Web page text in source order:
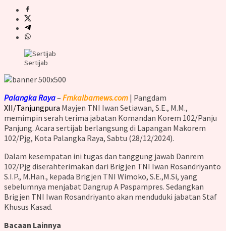
Sertijab
Palangka Raya– Frnkalbarnews.com | Pangdam
XII/Tanjungpura Mayjen TNI Iwan Setiawan, S.E., M.M.,
memimpin serah terima jabatan Komandan Korem 102/Panju
Panjung. Acara sertijab berlangsung di Lapangan Makorem
102/Pjg, Kota Palangka Raya, Sabtu (28/12/2024).
Dalam kesempatan ini tugas dan tanggung jawab Danrem
102/Pjg diserahterimakan dari Brigjen TNI Iwan Rosandriyanto
S.I.P., M.Han., kepada Brigjen TNI Wimoko, S.E.,M.Si, yang
sebelumnya menjabat Dangrup A Paspampres. Sedangkan
Brigjen TNI Iwan Rosandriyanto akan menduduki jabatan Staf
Khusus Kasad.
Bacaan Lainnya